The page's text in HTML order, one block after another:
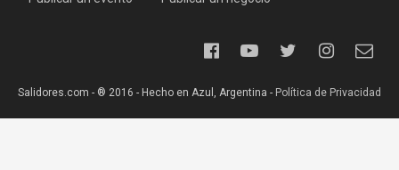
Salidores.com - ® 2016 - Hecho en Azul, Argentina - Política de Privacidad